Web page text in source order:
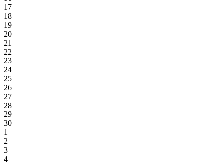
17
18
19
20
21
22
23
24
25
26
27
28
29
30
1
2
3
4